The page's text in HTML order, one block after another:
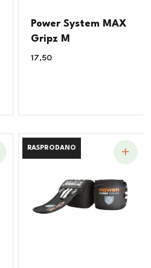
Power System MAX
Gripz M
17,50
RASPRODANO
RASPRODANO